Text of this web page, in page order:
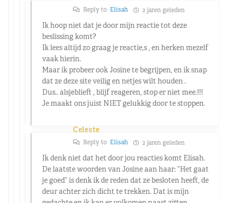
Reply to Elisah 2 jaren geleden
Ik hoop niet dat je door mijn reactie tot deze
beslissing komt?
Ik lees altijd zo graag je reactie,s , en herken mezelf
vaak hierin.
Maar ik probeer ook Josine te begrijpen, en ik snap
dat ze deze site veilig en netjes wilt houden .
Dus.. alsjeblieft , blijf reageren, stop er niet mee.!!!
Je maakt ons juist NIET gelukkig door te stoppen.
Celeste
Reply to Elisah 2 jaren geleden
Ik denk niet dat het door jou reacties komt Elisah.
De laatste woorden van Josine aan haar: “Het gaat
je goed” is denk ik de reden dat ze besloten heeft, de
deur achter zich dicht te trekken. Dat is mijn